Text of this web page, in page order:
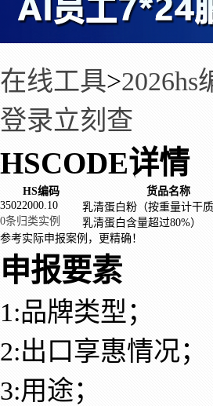
在线工具>2026hs
登录立刻查
HSCODE详情
HS编码 货品名称
35022000.10
0条归类实例
乳清蛋白粉（按重量计干
乳清蛋白含量超过80%）
参考实际申报案例，更精确！
申报要素
1:品牌类型；
2:出口享惠情况；
3:用途；